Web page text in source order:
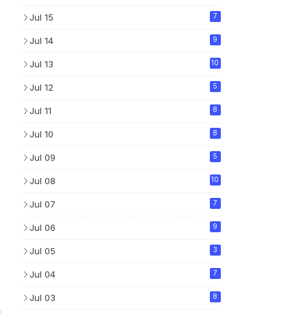
Jul 15 7
Jul 14 9
Jul 13 10
Jul 12 5
Jul 11 8
Jul 10 8
Jul 09 5
Jul 08 10
Jul 07 7
Jul 06 9
Jul 05 3
Jul 04 7
Jul 03 8